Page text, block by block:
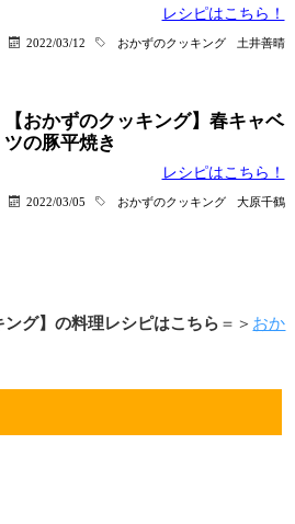
レシピはこちら！
2022/03/12 おかずのクッキング 土井善晴
【おかずのクッキング】春キャベ
ツの豚平焼き
レシピはこちら！
2022/03/05 おかずのクッキング 大原千鶴
グ】の料理レシピはこちら ＝＞ おか